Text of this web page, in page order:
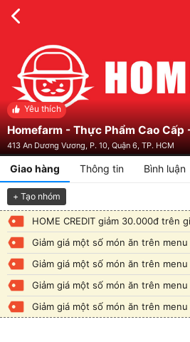
Yêu thích
413 An Dương Vương, P. 10, Quận 6, TP. HCM
Giao hàng Thông tin Bình luận
+ Tạo nhóm
HOME CREDIT giảm 30.000đ trên
Giảm giá một số món ăn trên menu
Giảm giá một số món ăn trên menu
Giảm giá một số món ăn trên menu
Giảm giá một số món ăn trên menu